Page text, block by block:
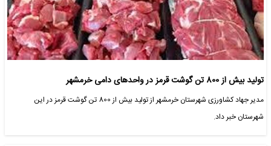
تولید بیش از 800 تن گوشت قرمز در واحدهای دامی خرمشهر
مدیر جهاد کشاورزی شهرستان خرمشهر از تولید بیش از 800 تن گوشت قرمز در این
شهرستان خبر داد.